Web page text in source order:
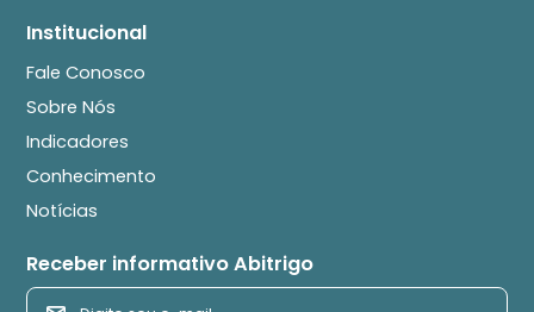
Institucional
Fale Conosco
Sobre Nós
Indicadores
Conhecimento
Notícias
Receber informativo Abitrigo